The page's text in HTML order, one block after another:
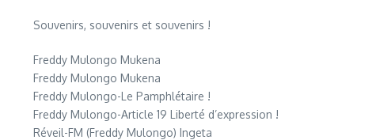
Souvenirs, souvenirs et souvenirs !
Freddy Mulongo Mukena
Freddy Mulongo Mukena
Freddy Mulongo-Le Pamphlétaire !
Freddy Mulongo-Article 19 Liberté d’expression !
Réveil-FM (Freddy Mulongo) Ingeta